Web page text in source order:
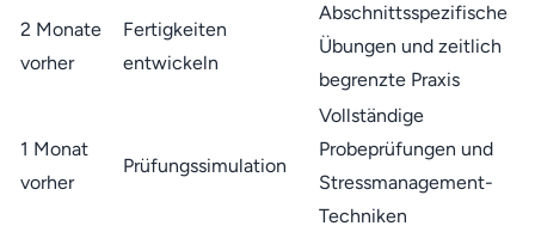
2 Monate
vorher
Fertigkeiten
entwickeln
Abschnittsspezifische
Übungen und zeitlich
begrenzte Praxis
1 Monat
vorher
Prüfungssimulation
Vollständige
Probeprüfungen und
Stressmanagement-
Techniken